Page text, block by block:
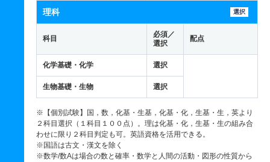
理科 選択
科目
必須／
選択
配点
化学基礎・化学 選択
生物基礎・生物 選択
※【個別試験】国，数，化基・生基，化基・化，生基・生，英より
２科目選択（１科目１００点）。理は化基・化，生基・生の組み合
わせに限り２科目判定も可。英語資格を活用できる。
※国語は古文・漢文を除く
※数学/数Aは場合の数と確率・数学と人間の活動・図形の性質から